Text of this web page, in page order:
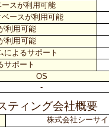
スが利用可能
ースが利用可能
利用可能
利用可能
によるサポート
サポート
OS
-
ティング会社概要
株式会社シーサ